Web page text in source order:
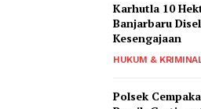
Karhutla 10
Banjarbaru
Kesengajaan
HUKUM &
Polsek